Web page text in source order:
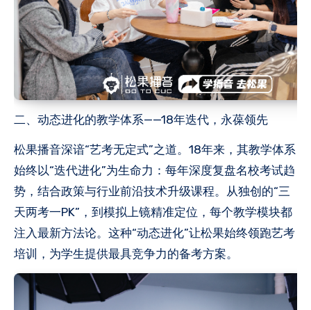
二、动态进化的教学体系——18年迭代，永葆领先
松果播音深谙“艺考无定式”之道。18年来，其教学体系
始终以“迭代进化”为生命力：每年深度复盘名校考试趋
势，结合政策与行业前沿技术升级课程。从独创的“三
天两考一PK”，到模拟上镜精准定位，每个教学模块都
注入最新方法论。这种“动态进化”让松果始终领跑艺考
培训，为学生提供最具竞争力的备考方案。